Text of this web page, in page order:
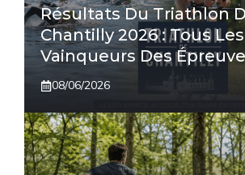
Résultats Du Triathlon
Chantilly 2026 : Tous Les
Vainqueurs Des
08/06/2026